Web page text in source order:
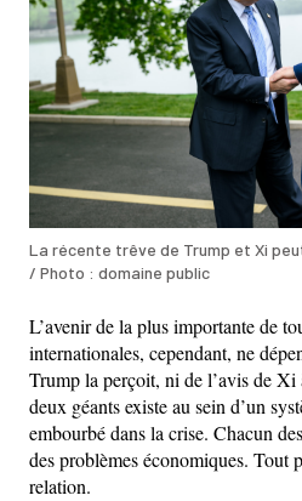
La récente trêve de Trump et Xi
/ Photo : domaine public
L’avenir de la plus importante de
internationales, cependant, ne
Trump la perçoit, ni de l’avis de Xi
deux géants existe au sein d’un
embourbé dans la crise. Chacun
des problèmes économiques. Tout
relation.